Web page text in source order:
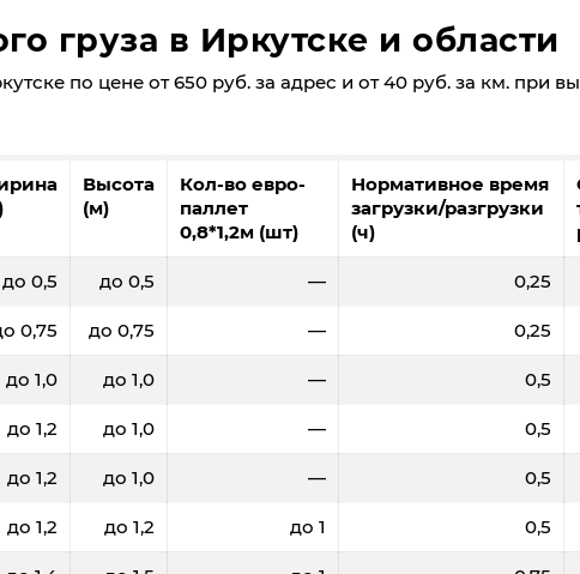
груза в Иркутске и области
по цене от 650 руб. за адрес и от 40 руб. за км. при
Высота
(м)
Кол-во евро-
паллет
0,8*1,2м (шт)
Нормативное время
загрузки/разгрузки
(ч)
до 0,5 до 0,5 — 0,25
0,75 до 0,75 — 0,25
до 1,0 до 1,0 — 0,5
до 1,2 до 1,0 — 0,5
до 1,2 до 1,0 — 0,5
до 1,2 до 1,2 до 1 0,5